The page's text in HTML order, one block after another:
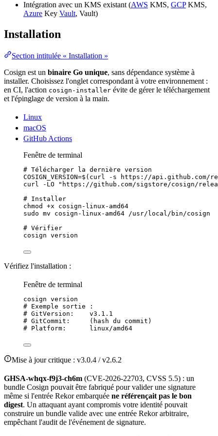
Intégration avec un KMS existant (AWS KMS, GCPKMS,
Azure Key Vault, Vault)
Installation
Section intitulée « Installation »
Cosign est un binaire Go unique, sans dépendance système à
installer. Choisissez l'onglet correspondant à votre environnement :
en CI, l'action cosign-installer évite de gérer le téléchargement
et l'épinglage de version à la main.
Linux
macOS
GitHub Actions
Fenêtre de terminal
# Télécharger la dernière version
COSIGN_VERSION=$( curl -s
https://api.github.com/
curl
-LO " https://github.com/sigstore/cosign/
# Installer
chmod
+x
cosign-linux-amd64
sudo mv cosign-linux-amd64 /usr/local/bin/cosign
# Vérifier
cosign version
Vérifiez l'installation :
Fenêtre de terminal
cosign version
# Exemple sortie :
# GitVersion:    v3.1.1
# GitCommit:     (hash du commit)
# Platform:      linux/amd64
Mise à jourcritique : v3.0.4 / v2.6.2
GHSA-whqx-f9j3-ch6m (CVE-2026-22703, CVSS 5.5) : un
bundle Cosign pouvait être fabriqué pour valider une signature
même si l'entrée Rekor embarquée ne référençait pas le bon
digest. Un attaquant ayant compromis votre identité pouvait
construire un bundle valide avec une entrée Rekor arbitraire,
empêchant l'audit de l'événement de signature.